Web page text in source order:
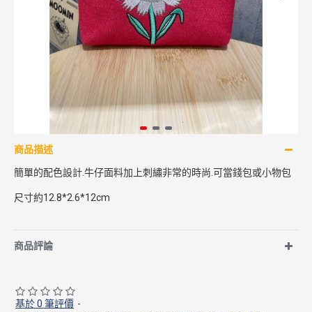
商品描述
簡單的配色設計.牛仔面料加上刺繡非常的時尚.可當錢包或小物包
尺寸約12.8*2.6*12cm
商品評論
基於 0 筆評價 -